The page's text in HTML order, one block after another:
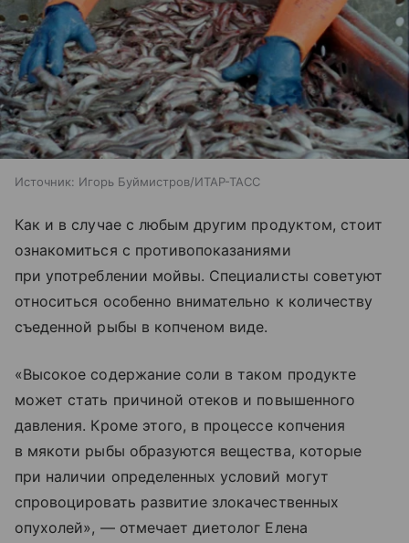
Источник: Игорь Буймистров/ИТАР-ТАСС
Как и в случае с любым другим продуктом, стоит
ознакомиться с противопоказаниями
при употреблении мойвы. Специалисты советуют
относиться особенно внимательно к количеству
съеденной рыбы в копченом виде.
«Высокое содержание соли в таком продукте
может стать причиной отеков и повышенного
давления. Кроме этого, в процессе копчения
в мякоти рыбы образуются вещества, которые
при наличии определенных условий могут
спровоцировать развитие злокачественных
опухолей», — отмечает диетолог Елена